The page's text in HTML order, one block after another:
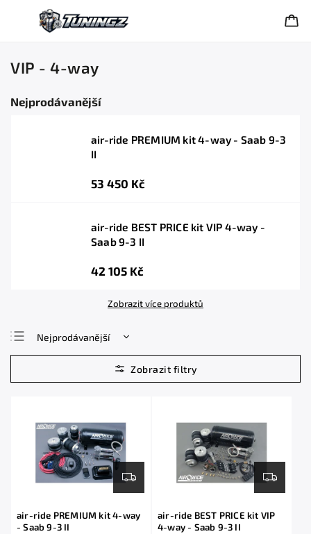
VIP - 4-way
Nejprodávanější
air-ride PREMIUM kit 4-way - Saab 9-3
II
53 450 Kč
air-ride BEST PRICE kit VIP 4-way -
Saab 9-3 II
42 105 Kč
Zobrazit více produktů
Nejprodávanější
Nejlevnější
Nejdražší
air-ride PREMIUM kit 4-way
- Saab 9-3 II
air-ride BEST PRICE kit VIP
4-way - Saab 9-3 II